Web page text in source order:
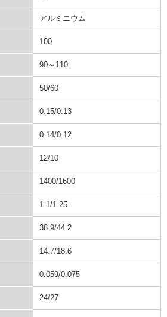
アルミニウム
100
90～110
50/60
0.15/0.13
0.14/0.12
12/10
1400/1600
1.1/1.25
38.9/44.2
14.7/18.6
0.059/0.075
24/27